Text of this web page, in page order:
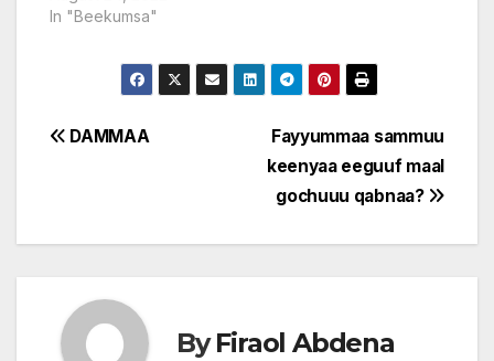
ammaatti ilma namaaf
qorichaatti tajaajjila
kennaa jirudha. Dammi
baayyee wantoota
barbaachisan keessaa
dhugamuu akka
mi'eessitutti wanta…
In "Beekumsa"
Post
Fayyummaa sammuu
keenyaa eeguuf maal
gochuuu qabnaa?
DAMMAA
ByFiraol Abdena